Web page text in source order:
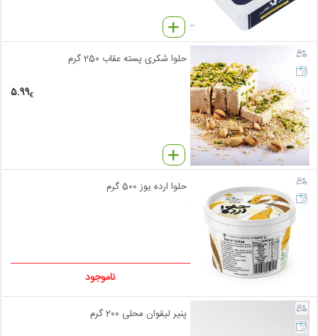
حلوا شکری پسته عقاب 250 گرم
5.99€
حلوا ارده یوز 500 گرم
ناموجود
پنیر لیقوان محلی 200 گرم